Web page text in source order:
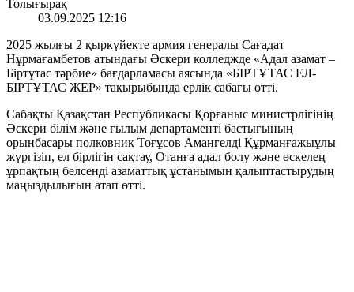
Толығырақ
03.09.2025 12:16
2025 жылғы 2 қыркүйекте армия генералы Сағадат
Нұрмағамбетов атындағы Әскери колледжде «Адал азамат –
Біртұтас тәрбие» бағдарламасы аясында «БІРТҰТАС ЕЛ-
БІРТҰТАС ЖЕР» тақырыбында ерлік сабағы өтті.
Сабақты Қазақстан Республикасы Қорғаныс министрлігінің
Әскери білім және ғылым департаменті бастығының
орынбасары полковник Тоғұсов Амангелді Құрманғажыұлы
жүргізіп, ел бірлігін сақтау, Отанға адал болу және өскелең
ұрпақтың белсенді азаматтық ұстанымын қалыптастырудың
маңыздылығын атап өтті.